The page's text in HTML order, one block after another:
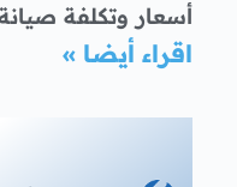
أسعار وتكلفة
اقراء أيضا »